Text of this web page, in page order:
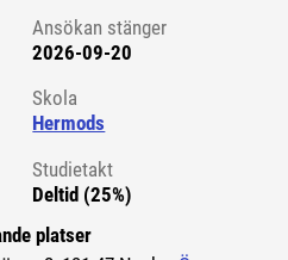
Ansökan stänger
2026-09-20
Skola
Hermods
Studietakt
Deltid (25%)
platser